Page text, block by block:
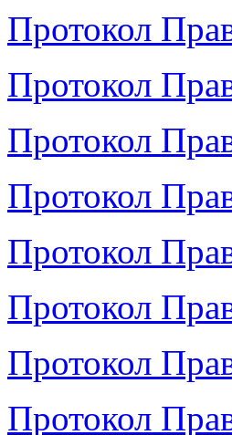
Протокол
Протокол
Протокол
Протокол
Протокол
Протокол
Протокол
Протокол